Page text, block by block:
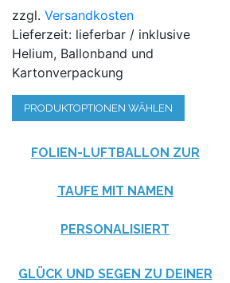
zzgl.Versandkosten
Lieferzeit: lieferbar / inklusive
Helium, Ballonband und
Kartonverpackung
PRODUKTOPTIONEN WÄHLEN
FOLIEN-LUFTBALLON ZUR
TAUFE MIT NAMEN
PERSONALISIERT
GLÜCK UND SEGEN ZU DEINER